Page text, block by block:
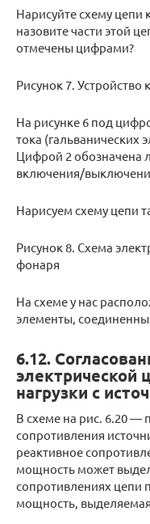
Нарисуйте схему цепи
назовите части этой
отмечены цифрами?
Рисунок 7.
На рисунке 6 под
тока (гальванических
Цифрой 2 обозначена
включения/
Нарисуем схему цепи
Рисунок 8. Схема
фонаря
На схеме у нас
элементы,
6.12.
электрической
нагрузки с
В схеме на рис. 6.20 —
сопротивления
реактивное
мощность может
сопротивлениях цепи
мощность, выделяемая